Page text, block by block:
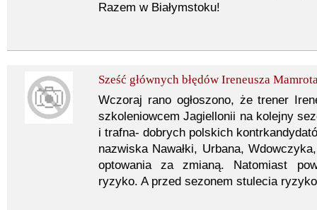
Razem w Białymstoku!
Sześć głównych błędów Ireneusza
Wczoraj rano ogłoszono, że trener
szkoleniowcem Jagiellonii na kolejny
i trafna- dobrych polskich
nazwiska Nawałki, Urbana,
optowania za zmianą. Natomiast
ryzyko. A przed sezonem stulecia